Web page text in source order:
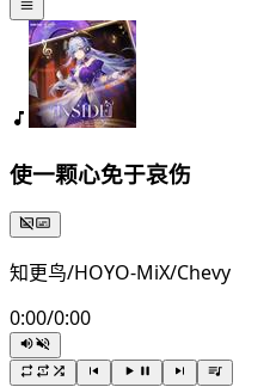
使一颗心免于哀伤
知更鸟/HOYO-MiX/Chevy
0:00/0:00